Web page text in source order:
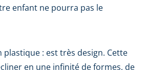
enfant ne pourra pas le
plastique : est très design. Cette
en une infinité de formes, de